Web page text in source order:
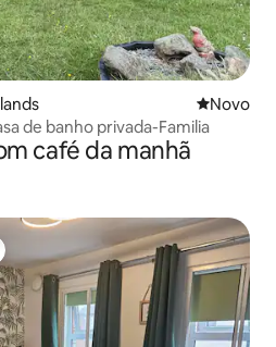
Novo
Novo
de banho privada-Familia
café da manhã